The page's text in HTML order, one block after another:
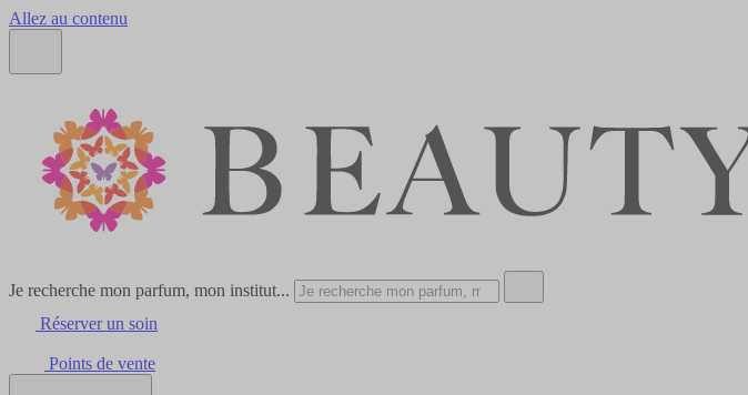
Allez au contenu
Je recherche mon parfum, mon institut...
Réserver un soin
Points de vente